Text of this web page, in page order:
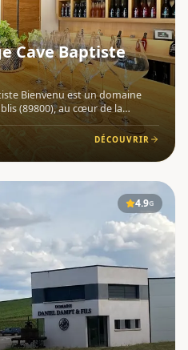
Cave Baptiste
Bienvenu est un domaine
(89800), au cœur de la
de 400 ans, la famille
une partie du vignobleDÉCOUVRIR
4.9G